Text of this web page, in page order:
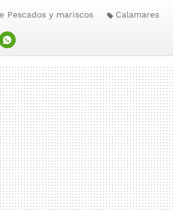
Pescados y mariscos Calamares